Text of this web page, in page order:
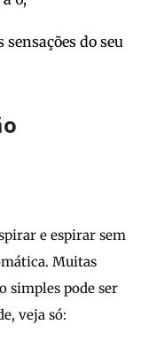
sensações do seu
e espirar sem
Muitas
simples pode ser
veja só: